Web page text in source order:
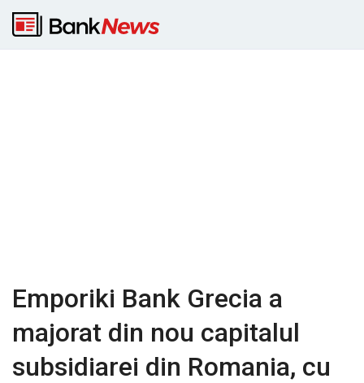
Emporiki Bank Grecia a
majorat din nou capitalul
subsidiarei din Romania, cu